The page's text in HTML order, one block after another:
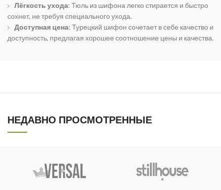
Лёгкость ухода: Тюль из шифона легко стирается и быстро
сохнет, не требуя специального ухода.
Доступная цена: Турецкий шифон сочетает в себе качество и
доступность, предлагая хорошее соотношение цены и качества.
НЕДАВНО ПРОСМОТРЕННЫЕ